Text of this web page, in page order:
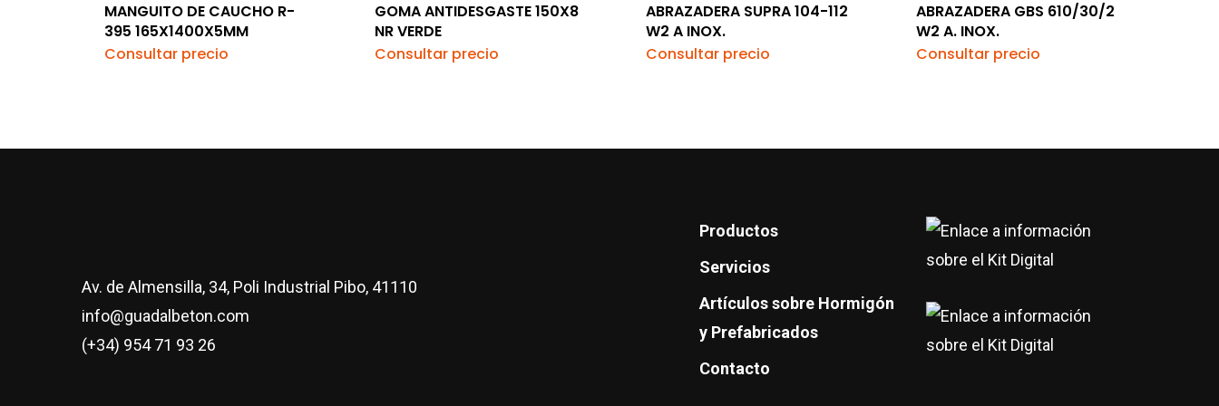
MANGUITO DE CAUCHO R-
395 165X1400X5MM
Consultar precio
GOMA ANTIDESGASTE 150X8
NR VERDE
Consultar precio
ABRAZADERA SUPRA 104-112
W2 A INOX.
Consultar precio
ABRAZADERA GBS 610/30/2
W2 A. INOX.
Consultar precio
Av. de Almensilla, 34, Poli Industrial Pibo, 41110
info@guadalbeton.com
(+34) 954 71 93 26
Productos
Servicios
Artículos sobre Hormigón
y Prefabricados
Contacto